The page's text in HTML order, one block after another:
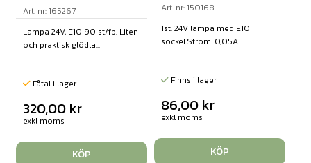
Art. nr: 165267
Lampa 24V, E10 90 st/fp. Liten
och praktisk glödla...
Fåtal i lager
320,00 kr
exkl moms
KÖP
Art. nr: 150168
1st. 24V lampa med E10
sockel.Ström: 0,05A. ...
Finns i lager
86,00 kr
exkl moms
KÖP